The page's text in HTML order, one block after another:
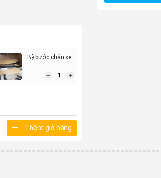
Bệ bước chân xe
Thêm giỏ hàng